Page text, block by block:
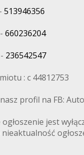
513946356
660236204
236542547
: c 44812753
profil na FB:
jest
nieaktualność